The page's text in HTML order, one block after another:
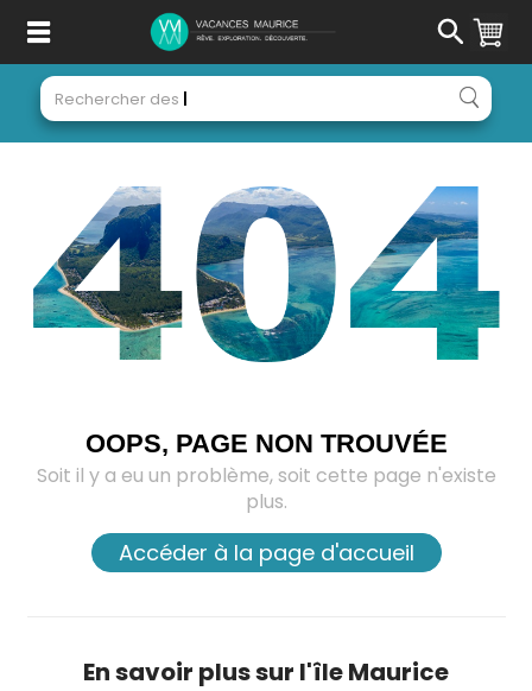
Contenu
Rechercher des Acti
OOPS, PAGE NON TROUVÉE
Soit il y a eu un problème, soit cette page n'existe
plus.
Accéder à la page d'accueil
En savoir plus sur l'île Maurice